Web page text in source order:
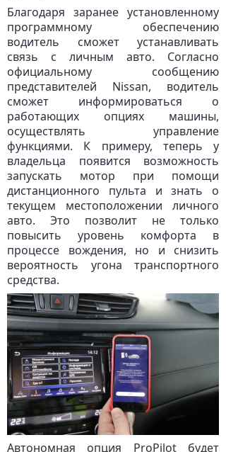
Благодаря заранее установленному
программному обеспечению
водитель сможет устанавливать
связь с личным авто. Согласно
официальному сообщению
представителей Nissan, водитель
сможет информироваться о
работающих опциях машины,
осуществлять управление
функциями. К примеру, теперь у
владельца появится возможность
запускать мотор при помощи
дистанционного пульта и знать о
текущем местоположении личного
авто. Это позволит не только
повысить уровень комфорта в
процессе вождения, но и снизить
вероятность угона транспортного
средства.
Автономная опция ProPilot будет